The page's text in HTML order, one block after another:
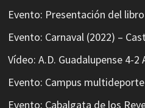
Evento: Presentación del
Evento: Carnaval (2022) –
Vídeo: A.D. Guadalupense 4-
Evento: Campus
Evento: Cabalgata de los